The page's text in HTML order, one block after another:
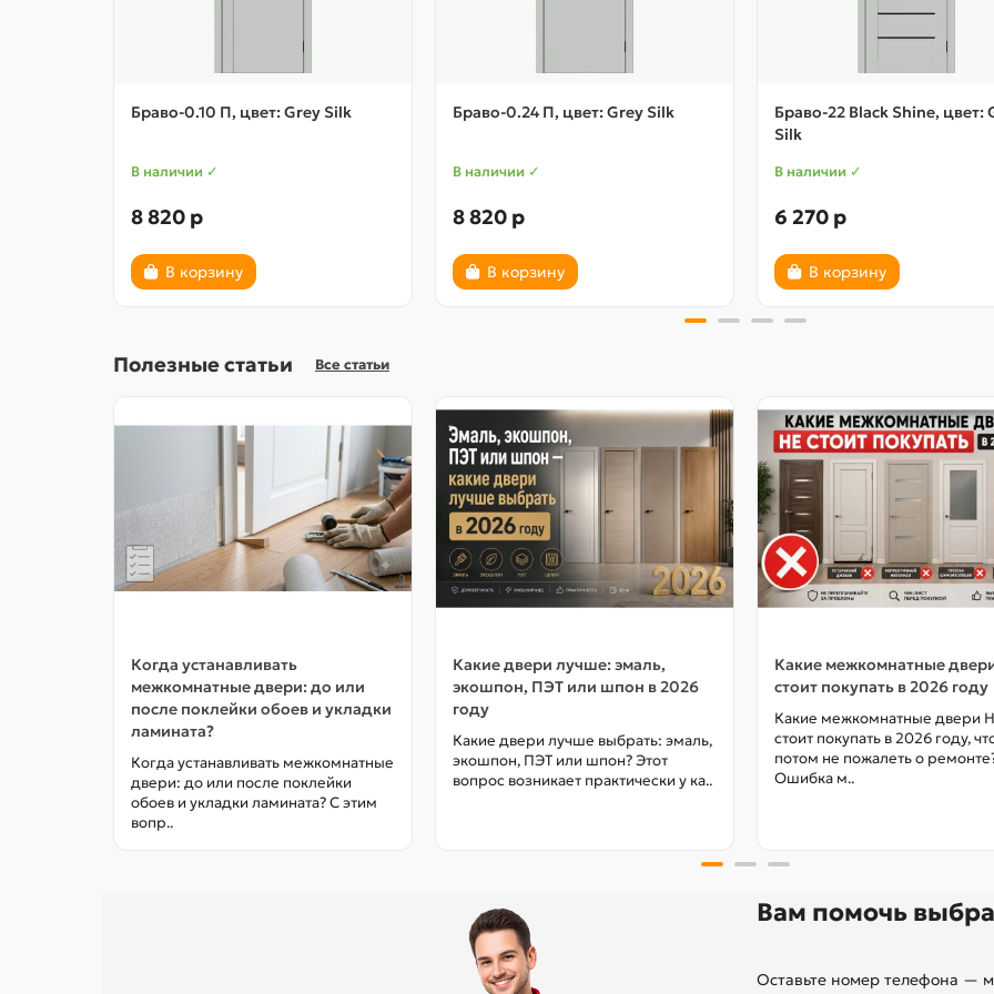
Браво-0.10 П, цвет: Grey Silk
В наличии ✓
8 820 р
В корзину
Браво-0.24 П, цвет: Grey Silk
В наличии ✓
8 820 р
В корзину
Браво-22 Black Shine, цвет:
Silk
В наличии ✓
6 270 р
В корзину
Полезные статьи Все статьи
Когда устанавливать
межкомнатные двери: до или
после поклейки обоев и укладки
ламината?
Когда устанавливать межкомнатные
двери: до или после поклейки
обоев и укладки ламината? С этим
вопр..
Какие двери лучше: эмаль,
экошпон, ПЭТ или шпон в 2026
году
Какие двери лучше выбрать: эмаль,
экошпон, ПЭТ или шпон? Этот
вопрос возникает практически у ка..
Какие межкомнатные
стоит покупать в 2026 году
Какие межкомнатные двери
стоит покупать в 2026 году,
потом не пожалеть о
Ошибка м..
Вам помочь
Оставьте номер телефона —